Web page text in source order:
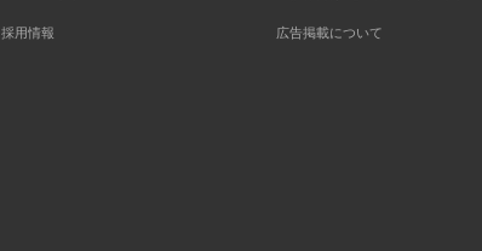
採用情報 広告掲載について